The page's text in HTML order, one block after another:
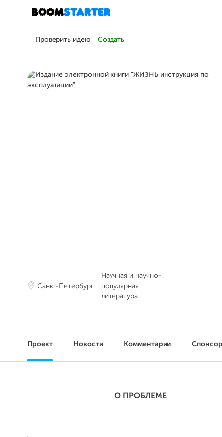
Проверить идею Создать
Санкт-Петербург
Научная и научно-
популярная
литература
Проект Новости Комментарии
О ПРОБЛЕМЕ